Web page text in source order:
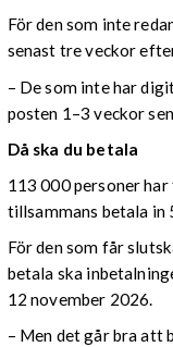
För den som inte
senast tre veckor
– De som inte har
posten 1–3 veckor
Då ska du betala
113 000 personer
tillsammans betala in
För den som får
betala ska
12 november 2026.
– Men det går bra att